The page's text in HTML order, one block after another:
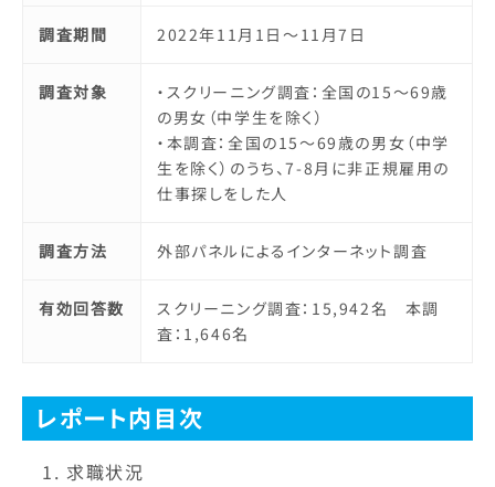
調査期間 2022年11月1日～11月7日
調査対象
・スクリーニング調査：全国の15～69歳
の男女（中学生を除く）
・本調査：全国の15～69歳の男女（中学
生を除く）のうち、7-8月に非正規雇用の
仕事探しをした人
調査方法 外部パネルによるインターネット調査
有効回答数
スクリーニング調査：15,942名 本調
査：1,646名
レポート内目次
求職状況